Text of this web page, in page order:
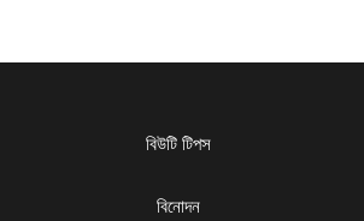
বিউটি টিপস
বিনোদন